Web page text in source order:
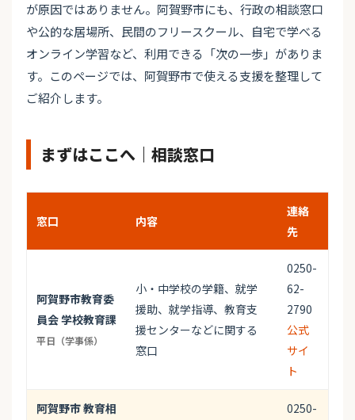
が原因ではありません。阿賀野市にも、行政の相談窓口
や公的な居場所、民間のフリースクール、自宅で学べる
オンライン学習など、利用できる「次の一歩」がありま
す。このページでは、阿賀野市で使える支援を整理して
ご紹介します。
まずはここへ｜相談窓口
窓口 内容
連絡
先
阿賀野市教育委
員会 学校教育課
平日（学事係）
小・中学校の学籍、就学
援助、就学指導、教育支
援センターなどに関する
窓口
0250-
62-
2790
公式
サイ
ト
阿賀野市 教育相
0250-